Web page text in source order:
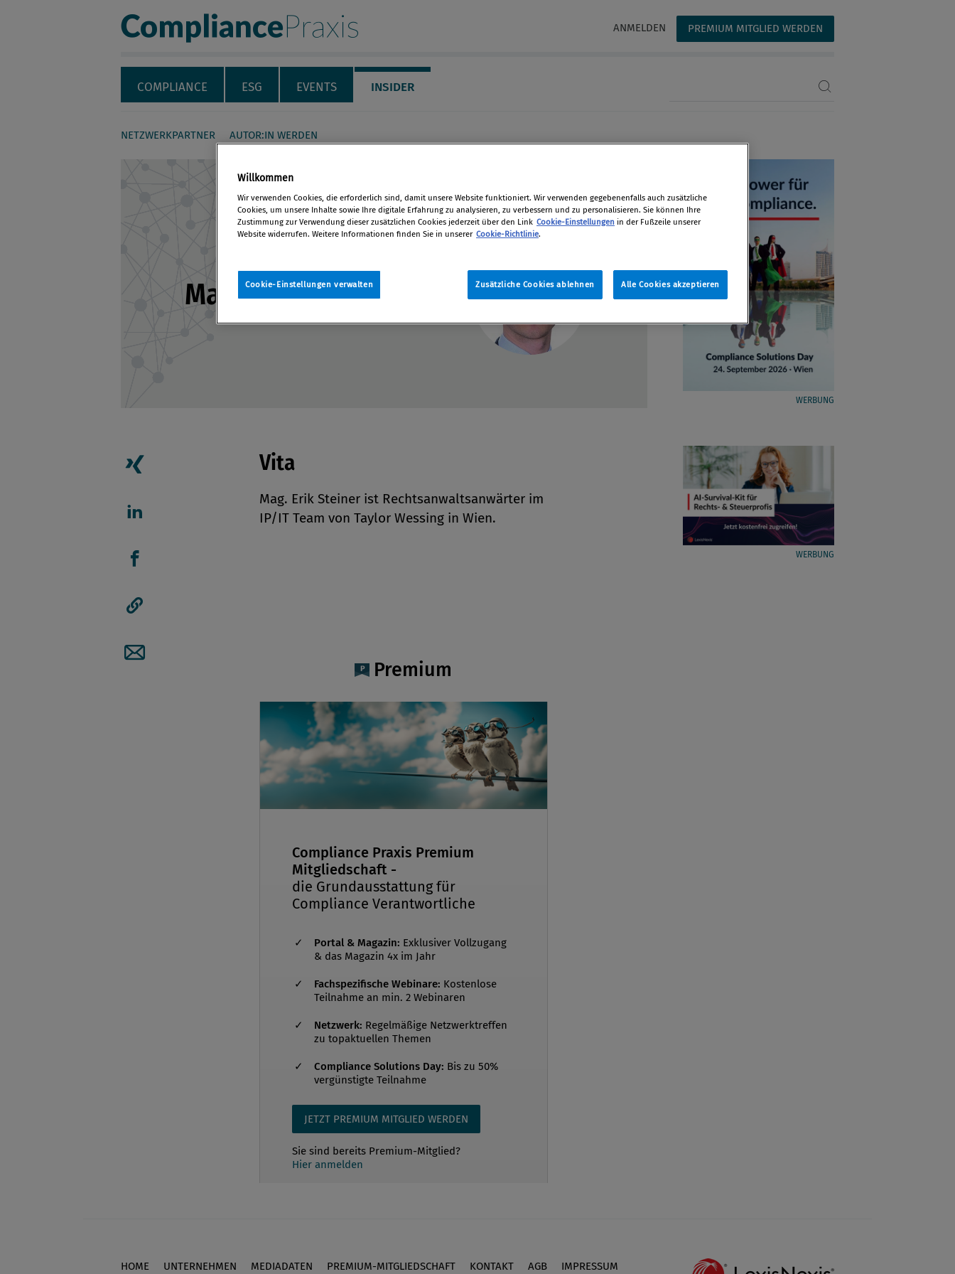
Compliance Praxis
Servicenavigation
ANMELDEN PREMIUM MITGLIED WERDEN
COMPLIANCE ESG EVENTS INSIDER
NETZWERKPARTNER AUTOR:IN WERDEN
Mag. Erik Steiner
Vita
Mag. Erik Steiner ist Rechtsanwaltsanwärter im
IP/IT Team von Taylor Wessing in Wien.
Premium
Compliance Praxis Premium
Mitgliedschaft -
die Grundausstattung für
Compliance Verantwortliche
Portal & Magazin: Exklusiver Vollzugang
& das Magazin 4x im Jahr
Fachspezifische Webinare: Kostenlose
Teilnahme an min. 2 Webinaren
Netzwerk: Regelmäßige Netzwerktreffen
zu topaktuellen Themen
Compliance Solutions Day: Bis zu 50%
vergünstigte Teilnahme
JETZT PREMIUM MITGLIED WERDEN
Sie sind bereits Premium-Mitglied?
Hier anmelden
WERBUNG
WERBUNG
Footer
HOME UNTERNEHMEN MEDIADATEN PREMIUM-MITGLIEDSCHAFT KONTAKT AGB IMPRESSUM
Willkommen
Wir verwenden Cookies, die erforderlich sind, damit unsere Website funktioniert. Wir verwenden gegebenenfalls auch zusätzliche
Cookies, um unsere Inhalte sowie Ihre digitale Erfahrung zu analysieren, zu verbessern und zu personalisieren. Sie können Ihre
Zustimmung zur Verwendung dieser zusätzlichen Cookies jederzeit über den Link Cookie-Einstellungen in der Fußzeile unserer
Website widerrufen. Weitere Informationen finden Sie in unserer Cookie-Richtlinie.
Zusätzliche Cookies ablehnen Alle Cookies akzeptieren
Cookie-Einstellungen verwalten